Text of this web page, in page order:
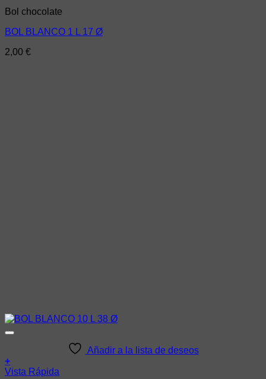
Bol chocolate
BOL BLANCO 1 L 17 Ø
2,00 €
Añadir a la lista de deseos
+
Vista Rápida